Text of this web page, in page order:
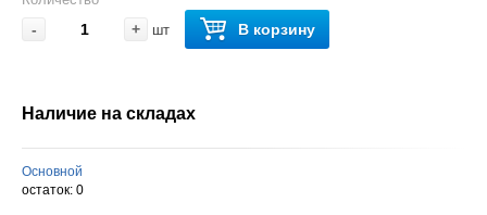
- + шт В корзину
Наличие на складах
Основной
остаток: 0